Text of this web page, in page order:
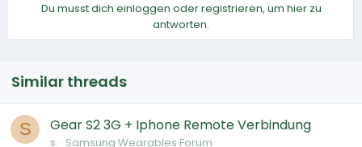
Du musst dich einloggen oder registrieren, um hier zu
antworten.
Similar threads
S Gear S2 3G + Iphone Remote Verbindung
s. Samsung Wearables Forum